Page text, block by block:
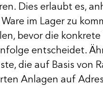
Dies erlaubt es,
im Lager zu
bevor die
entscheidet.
die auf Basis von
Anlagen auf